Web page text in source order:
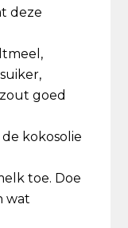
deze
goed
kokosolie
toe. Doe
wat